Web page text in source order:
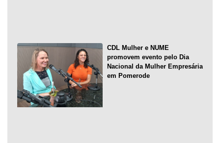
CDL Mulher e NUME
promovem evento pelo Dia
Nacional da Mulher Empresária
em Pomerode